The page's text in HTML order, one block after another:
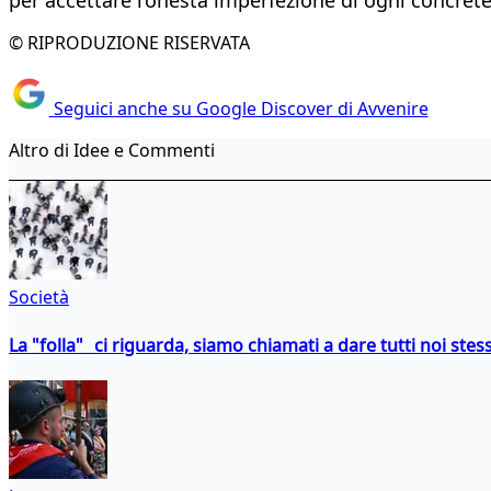
© RIPRODUZIONE RISERVATA
Seguici anche su Google Discover di Avvenire
Altro di Idee e Commenti
Società
La "folla" ci riguarda, siamo chiamati a dare tutti noi